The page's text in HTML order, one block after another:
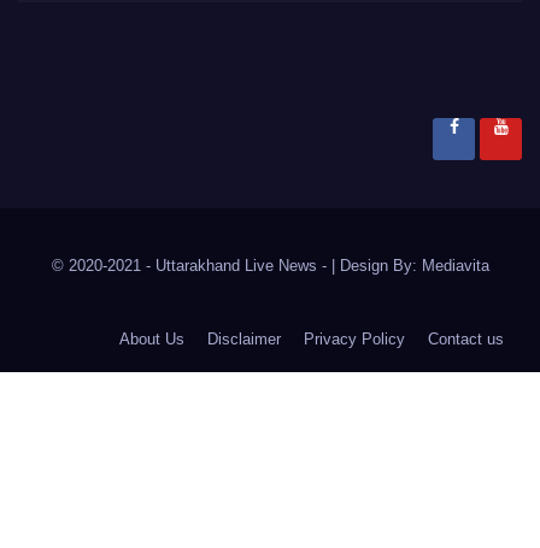
© 2020-2021 - Uttarakhand Live News - | Design By: Mediavita
About Us Disclaimer Privacy Policy Contact us